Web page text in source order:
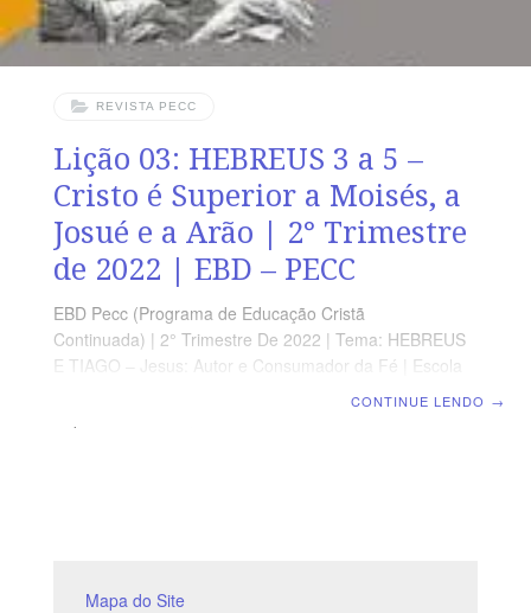
REVISTA PECC
Lição 03: HEBREUS 3 a 5 –
Cristo é Superior a Moisés, a
Josué e a Arão | 2° Trimestre
de 2022 | EBD – PECC
EBD Pecc (Programa de Educação Cristã
Continuada) | 2° Trimestre De 2022 | Tema: HEBREUS
E TIAGO – Jesus: Autor e Consumador da Fé | Escola
CONTINUE LENDO →
Mapa do Site